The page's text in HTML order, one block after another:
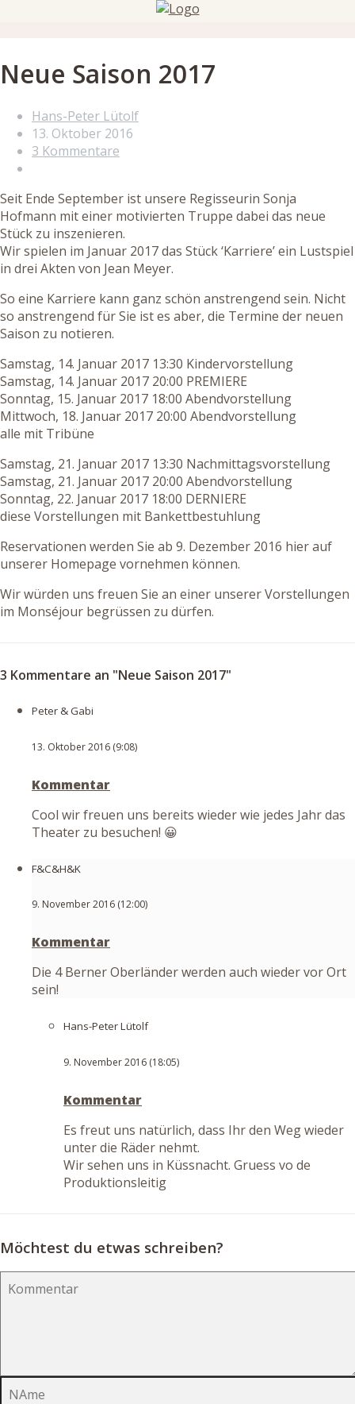
Neue Saison 2017
Hans-Peter Lütolf
13. Oktober 2016
3 Kommentare
Seit Ende September ist unsere Regisseurin Sonja
Hofmann mit einer motivierten Truppe dabei das neue
Stück zu inszenieren.
Wir spielen im Januar 2017 das Stück ‘Karriere’ ein Lustspiel
in drei Akten von Jean Meyer.
So eine Karriere kann ganz schön anstrengend sein. Nicht
so anstrengend für Sie ist es aber, die Termine der neuen
Saison zu notieren.
Samstag, 14. Januar 2017 13:30 Kindervorstellung
Samstag, 14. Januar 2017 20:00 PREMIERE
Sonntag, 15. Januar 2017 18:00 Abendvorstellung
Mittwoch, 18. Januar 2017 20:00 Abendvorstellung
alle mit Tribüne
Samstag, 21. Januar 2017 13:30 Nachmittagsvorstellung
Samstag, 21. Januar 2017 20:00 Abendvorstellung
Sonntag, 22. Januar 2017 18:00 DERNIERE
diese Vorstellungen mit Bankettbestuhlung
Reservationen werden Sie ab 9. Dezember 2016 hier auf
unserer Homepage vornehmen können.
Wir würden uns freuen Sie an einer unserer Vorstellungen
im Monséjour begrüssen zu dürfen.
3 Kommentare an "Neue Saison 2017"
Peter & Gabi
13. Oktober 2016 (9:08)
Kommentar
Cool wir freuen uns bereits wieder wie jedes Jahr das
Theater zu besuchen! 😀
F&C&H&K
9. November 2016 (12:00)
Kommentar
Die 4 Berner Oberländer werden auch wieder vor Ort
sein!
Hans-Peter Lütolf
9. November 2016 (18:05)
Kommentar
Es freut uns natürlich, dass Ihr den Weg wieder
unter die Räder nehmt.
Wir sehen uns in Küssnacht. Gruess vo de
Produktionsleitig
Möchtest du etwas schreiben?